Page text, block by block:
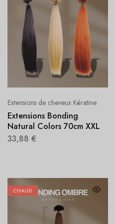
Extensions de cheveux Kératine
Extensions Bonding
Natural Colors 70cm XXL
33,88 €
CHAUD